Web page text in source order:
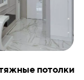
потолки